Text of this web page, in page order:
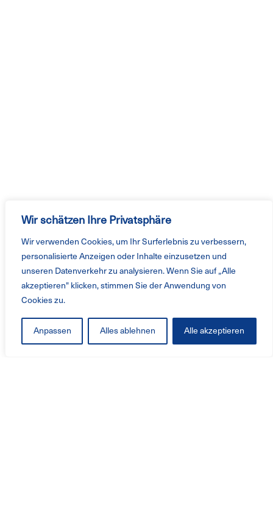
Wir schätzen Ihre Privatsphäre
Wir verwenden Cookies, um Ihr Surferlebnis zu verbessern,
personalisierte Anzeigen oder Inhalte einzusetzen und
unseren Datenverkehr zu analysieren. Wenn Sie auf „Alle
akzeptieren" klicken, stimmen Sie der Anwendung von
Cookies zu.
Anpassen Alles ablehnen Alle akzeptieren